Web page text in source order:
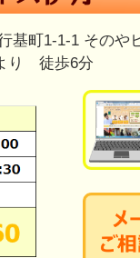
基町1-1-1 そのや
り 徒歩6分